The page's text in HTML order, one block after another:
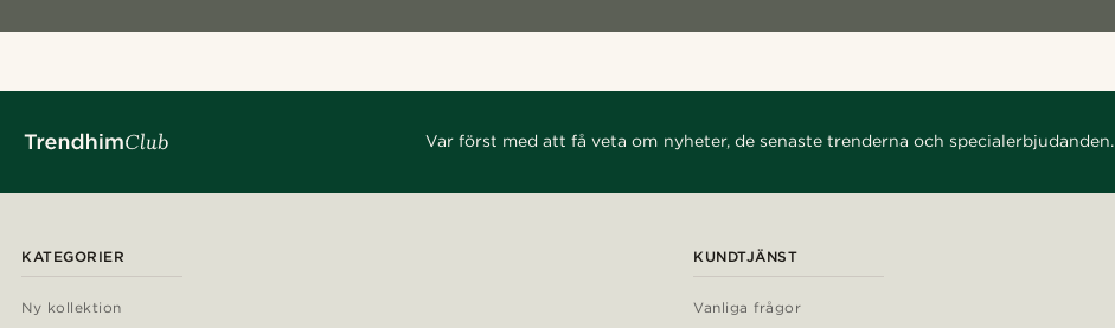
Var först med att få veta om nyheter, de senaste trenderna och specialerbjudanden.
KATEGORIER
Ny kollektion
KUNDTJÄNST
Vanliga frågor